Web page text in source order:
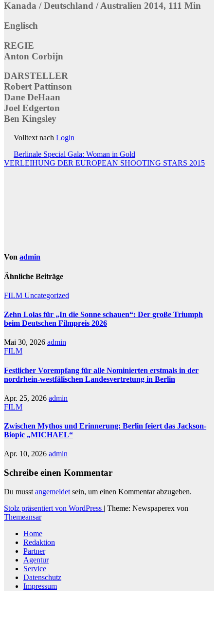
Kanada / Deutschland / Australien 2014, 111 Min
Englisch
REGIE
Anton Corbijn
DARSTELLER
Robert Pattinson
Dane DeHaan
Joel Edgerton
Ben Kingsley
Volltext nach Login
Beitragsnavigation
Berlinale Special Gala: Woman in Gold
VERLEIHUNG DER EUROPEAN SHOOTING STARS 2015
Von admin
Ähnliche Beiträge
FILM Uncategorized
Zehn Lolas für „In die Sonne schauen“: Der große Triumph
beim Deutschen Filmpreis 2026
Mai 30, 2026 admin
FILM
Festlicher Vorempfang für alle Nominierten erstmals in der
nordrhein-westfälischen Landesvertretung in Berlin
Apr. 25, 2026 admin
FILM
Zwischen Mythos und Erinnerung: Berlin feiert das Jackson-
Biopic „MICHAEL“
Apr. 10, 2026 admin
Schreibe einen Kommentar
Du musst angemeldet sein, um einen Kommentar abzugeben.
Stolz präsentiert von WordPress | Theme: Newspaperex von
Themeansar
Home
Redaktion
Partner
Agentur
Service
Datenschutz
Impressum